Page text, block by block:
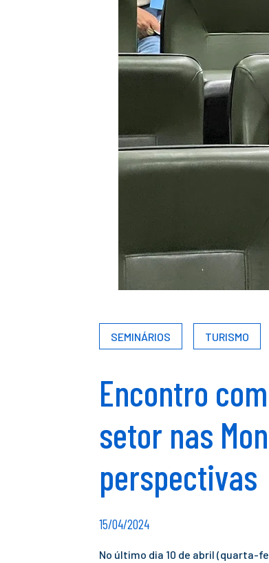
SEMINÁRIOS TURISMO
Encontro
setor nas
perspectivas
15/04/2024
No último dia 10 de abril (quarta-